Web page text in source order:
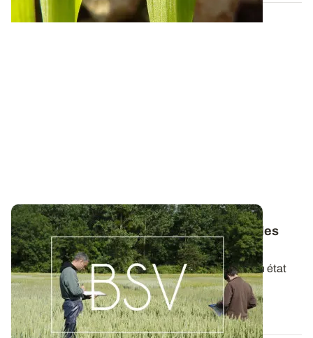
Bulletins de Santé du Végétal - Consultez les
derniers BSV de votre région
Ces bulletins, publiés chaque semaine, dressent un état
des lieux exhaustif des cultures...
19 MAI 2026